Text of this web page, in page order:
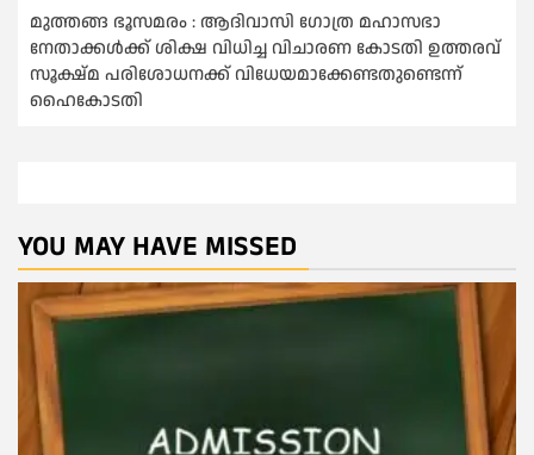
മുത്തങ്ങ ഭൂസമരം : ആദിവാസി ഗോത്ര മഹാസഭാ
നേതാക്കള്‍ക്ക് ശിക്ഷ വിധിച്ച വിചാരണ കോടതി ഉത്തരവ്
സൂക്ഷ്മ പരിശോധനക്ക് വിധേയമാക്കേണ്ടതുണ്ടെന്ന്
ഹൈകോടതി
YOU MAY HAVE MISSED